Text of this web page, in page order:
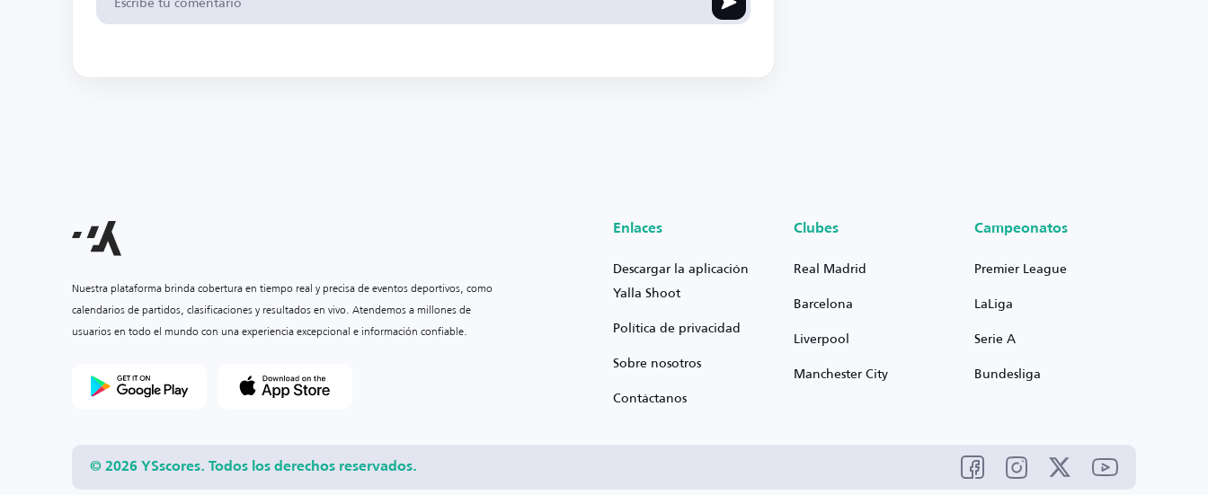
Nuestra plataforma brinda cobertura en tiempo real y precisa de eventos deportivos, como
calendarios de partidos, clasificaciones y resultados en vivo. Atendemos a millones de
usuarios en todo el mundo con una experiencia excepcional e información confiable.
Enlaces
Descargar la aplicación
Yalla Shoot
Política de privacidad
Sobre nosotros
Contáctanos
Clubes
Real Madrid
Barcelona
Liverpool
Manchester City
Campeonatos
Premier League
LaLiga
Serie A
Bundesliga
© 2026 YSscores. Todos los derechos reservados.